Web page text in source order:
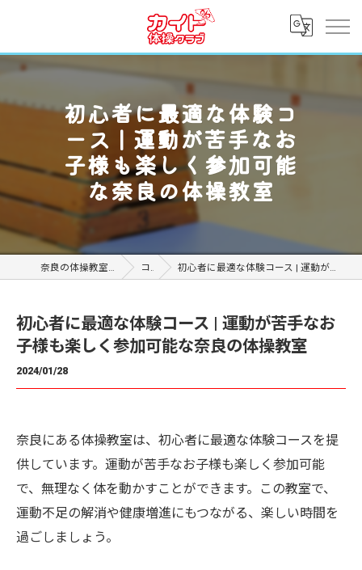
初心者に最適な体験コ
ース | 運動が苦手なお
子様も楽しく参加可能
な奈良の体操教室
奈良の体操教室ならカイト体操クラブ コラム 初心者に最適な体験コース | 運動が苦手なお子様も楽しく参加可能な奈良の体操教室
初心者に最適な体験コース | 運動が苦手なお
子様も楽しく参加可能な奈良の体操教室
2024/01/28
奈良にある体操教室は、初心者に最適な体験コースを提
供しています。運動が苦手なお子様も楽しく参加可能
で、無理なく体を動かすことができます。この教室で、
運動不足の解消や健康増進にもつながる、楽しい時間を
過ごしましょう。